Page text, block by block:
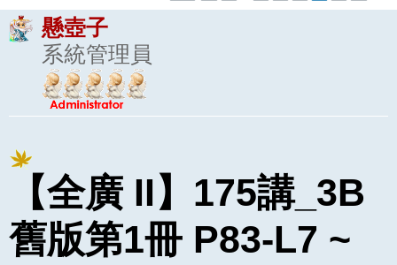
懸壺子
系統管理員
【全廣 II】175講_3B
舊版第1冊 P83-L7 ~